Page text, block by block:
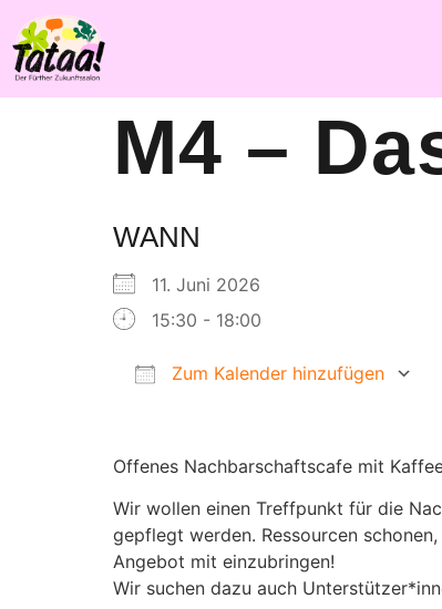
M4 –
WANN
11. Juni 2026
15:30 - 18:00
Zum Kalender hinzufügen
Offenes Nachbarschaftscafe mit
Wir wollen einen Treffpunkt für die
gepflegt werden. Ressourcen
Angebot mit einzubringen!
Wir suchen dazu auch